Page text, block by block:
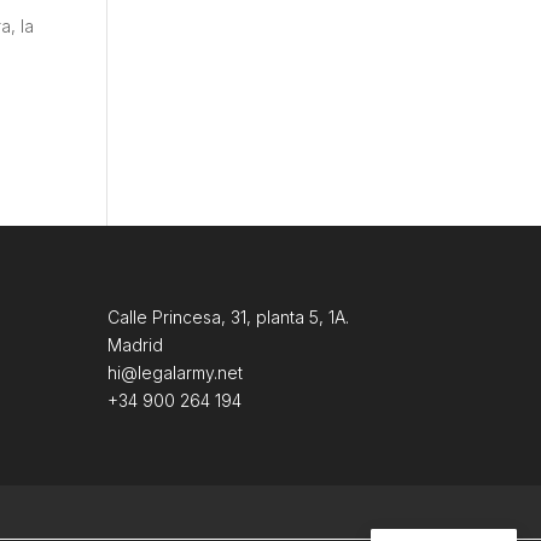
la
Calle Princesa, 31, planta 5, 1A.
Madrid
hi@legalarmy.net
+34 900 264 194